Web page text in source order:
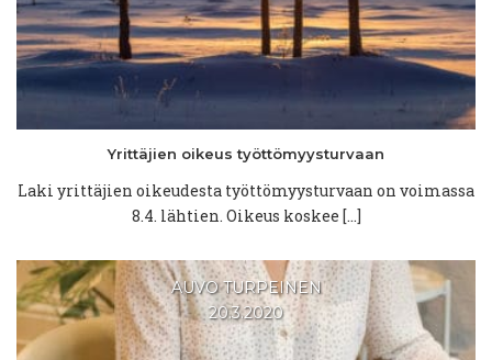
Yrittäjien oikeustyöttömyysturvaan
Laki yrittäjien oikeudesta työttömyysturvaan on voimassa
8.4. lähtien. Oikeus koskee […]
AUVO TURPEINEN
20.3.2020